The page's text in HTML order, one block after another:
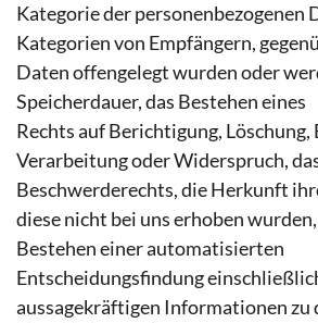
Kategorie der personenbezogenen
Kategorien von Empfängern,
Daten offengelegt wurden oder
Speicherdauer, das Bestehen eines
Rechts auf Berichtigung, Löschung,
Verarbeitung oder Widerspruch,
Beschwerderechts, die Herkunft
diese nicht bei uns erhoben
Bestehen einer automatisierten
Entscheidungsfindung
aussagekräftigen Informationen zu